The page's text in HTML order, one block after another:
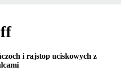
i rajstop uciskowych z